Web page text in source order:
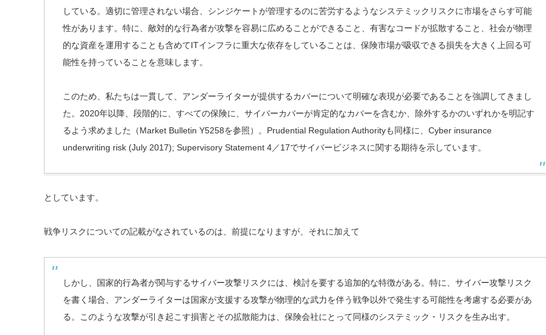
している。適切に管理されない場合、シンジケートが管理するのに苦労するようなシステミックリスクに市場をさらす可能
性があります。特に、敵対的な行為者が攻撃を容易に広めることができること、有害なコードが拡散すること、社会が物理
的な資産を運用することも含めてITインフラに重大な依存をしていることは、保険市場が吸収できる損失を大きく上回る可
能性を持っていることを意味します。
このため、私たちは一貫して、アンダーライターが提供するカバーについて明確な表現が必要であることを強調してきまし
た。2020年以降、段階的に、すべての保険に、サイバーカバーが肯定的なカバーを含むか、除外するかのいずれかを明記す
るよう求めました（Market Bulletin Y5258を参照）。Prudential Regulation Authorityも同様に、Cyber insurance
underwriting risk (July 2017); Supervisory Statement 4／17でサイバービジネスに関する期待を示しています。
としています。
戦争リスクについての記載がなされているのは、前提になりますが、それに加えて
しかし、国家的行為者が関与するサイバー攻撃リスクには、検討を要する追加的な特徴がある。特に、サイバー攻撃リスク
を書く場合、アンダーライターは国家が支援する攻撃が物理的な武力を伴う戦争以外で発生する可能性を考慮する必要があ
る。このような攻撃が引き起こす損害とその拡散能力は、保険会社にとって同様のシステミック・リスクを生み出す。